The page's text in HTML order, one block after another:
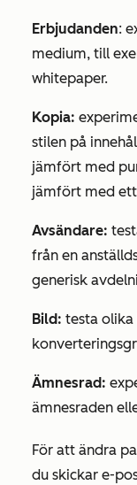
Erbjudanden:
medium, till
whitepaper.
Kopia:
stilen på
jämfört med
jämfört med
Avsändare:
från en
generisk
Bild: testa
Ämnesrad:
ämnesraden
För att ändra
du skickar e-